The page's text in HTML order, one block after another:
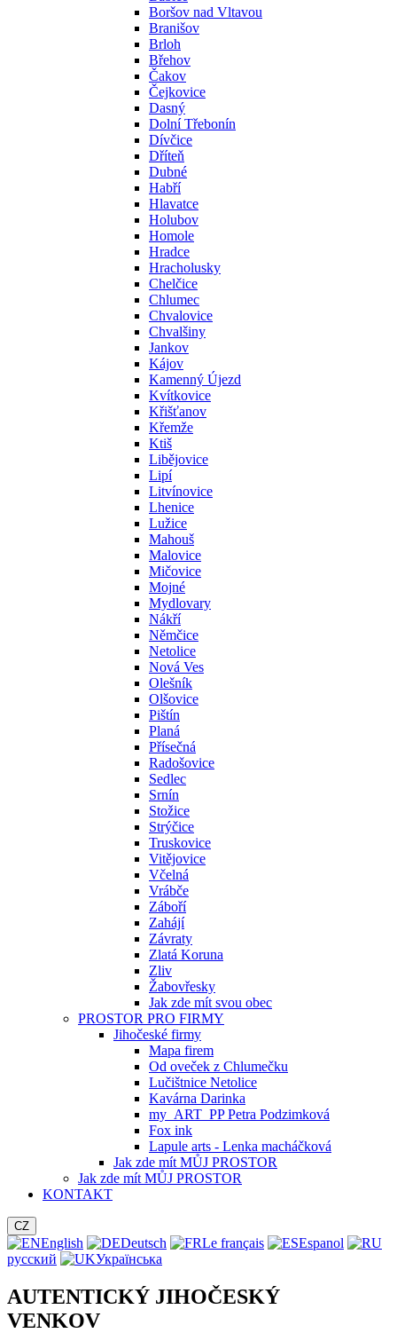
Boršov nad Vltavou
Branišov
Brloh
Břehov
Čakov
Čejkovice
Dasný
Dolní Třebonín
Dívčice
Dříteň
Dubné
Habří
Hlavatce
Holubov
Homole
Hradce
Hracholusky
Chelčice
Chlumec
Chvalovice
Chvalšiny
Jankov
Kájov
Kamenný Újezd
Kvítkovice
Křišťanov
Křemže
Ktiš
Libějovice
Lipí
Litvínovice
Lhenice
Lužice
Mahouš
Malovice
Mičovice
Mojné
Mydlovary
Nákří
Němčice
Netolice
Nová Ves
Olešník
Olšovice
Pištín
Planá
Přísečná
Radošovice
Sedlec
Srnín
Stožice
Strýčice
Truskovice
Vitějovice
Včelná
Vrábče
Záboří
Zahájí
Závraty
Zlatá Koruna
Zliv
Žabovřesky
Jak zde mít svou obec
PROSTOR PRO FIRMY
Jihočeské firmy
Mapa firem
Od oveček z Chlumečku
Lučištnice Netolice
Kavárna Darinka
my_ART_PP Petra Podzimková
Fox ink
Lapule arts - Lenka macháčková
Jak zde mít MŮJ PROSTOR
Jak zde mít MŮJ PROSTOR
KONTAKT
CZ
English Deutsch Le français
Espanol
русский
Українська
AUTENTICKÝ JIHOČESKÝ
VENKOV